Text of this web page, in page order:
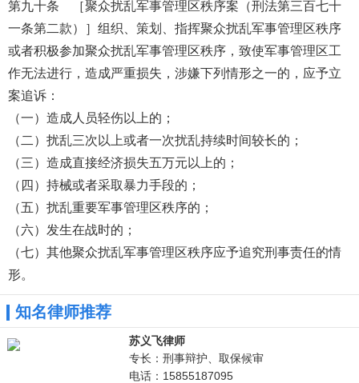
第九十条 ［聚众扰乱军事管理区秩序案（刑法第三百七十
一条第二款）］组织、策划、指挥聚众扰乱军事管理区秩序
或者积极参加聚众扰乱军事管理区秩序，致使军事管理区工
作无法进行，造成严重损失，涉嫌下列情形之一的，应予立
案追诉：
（一）造成人员轻伤以上的；
（二）扰乱三次以上或者一次扰乱持续时间较长的；
（三）造成直接经济损失五万元以上的；
（四）持械或者采取暴力手段的；
（五）扰乱重要军事管理区秩序的；
（六）发生在战时的；
（七）其他聚众扰乱军事管理区秩序应予追究刑事责任的情
形。
知名律师推荐
苏义飞律师
专长：刑事辩护、取保候审
电话：15855187095